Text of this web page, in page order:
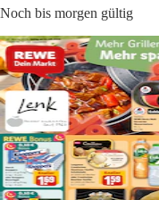
Noch bis morgen gültig